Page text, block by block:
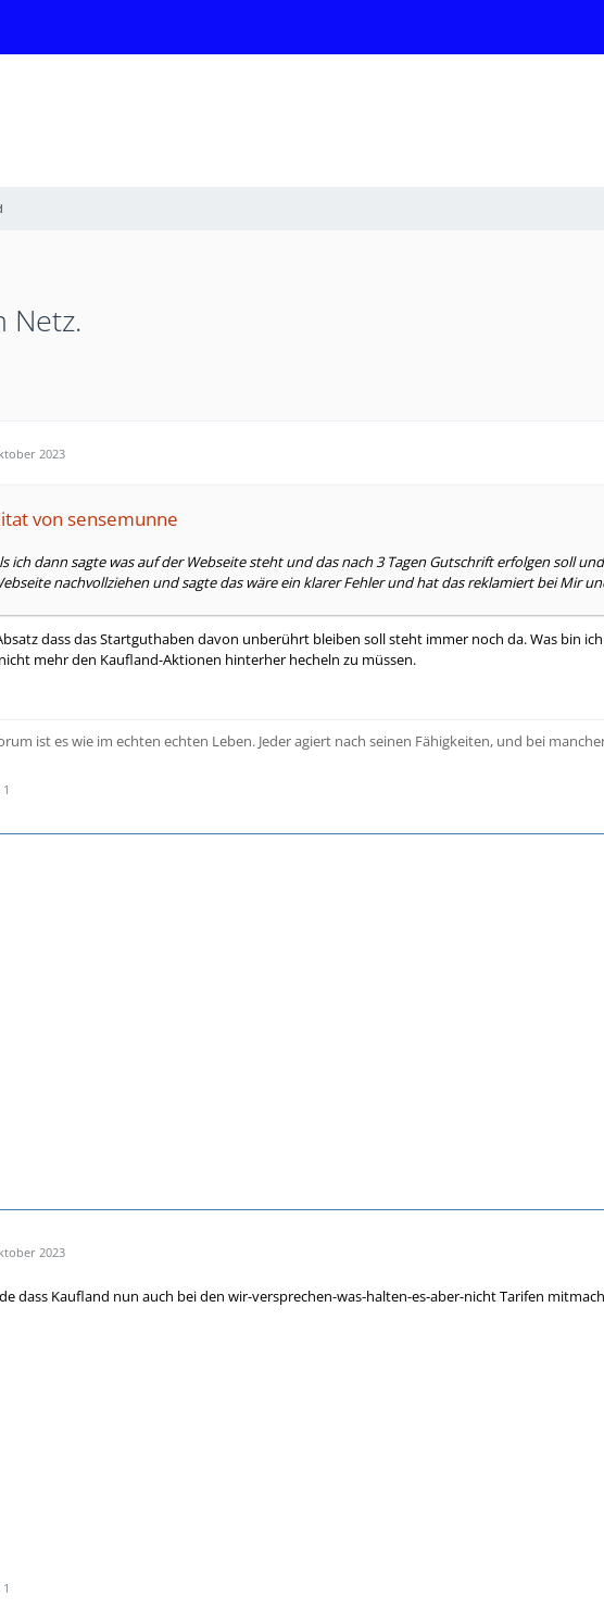
Netz.
2023
von sensemunne
ich dann sagte was auf der Webseite steht und das nach 3 Tagen Gutschrift erfolgen soll
nachvollziehen und sagte das wäre ein klarer Fehler und hat das reklamiert bei Mir
dass das Startguthaben davon unberührt bleiben soll steht immer noch da. Was bin
mehr den Kaufland-Aktionen hinterher hecheln zu müssen.
ist es wie im echten echten Leben. Jeder agiert nach seinen Fähigkeiten, und bei
1
2023
dass Kaufland nun auch bei den wir-versprechen-was-halten-es-aber-nicht Tarifen
1